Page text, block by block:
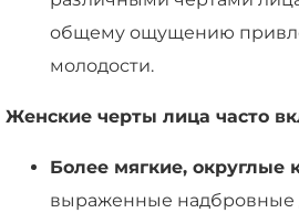
общему ощущению
молодости.
Женские черты лица часто
Более мягкие, округлые
выраженные надбровные